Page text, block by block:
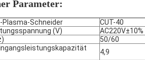
Parameter:
Plasma-Schneider
CUT-40
(V)
AC220V±10%
50/60
4,9